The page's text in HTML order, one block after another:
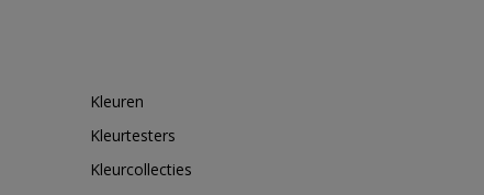
Kleuren
Kleurtesters
Kleurcollecties